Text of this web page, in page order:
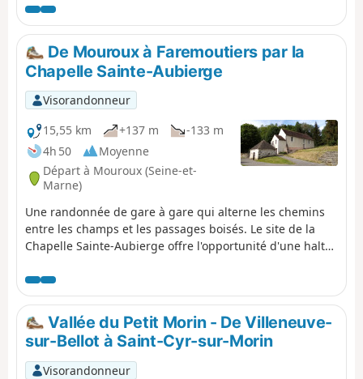
balade qui commence et se termine dans des zones de
cultures agrémentées de petites forêts, parcourt, dans
sa partie centrale, la verte vallée de l'Aubetin, en passant
par le charmant site du Moulin de Laval, et celui de la
Chapelle de Sainte-Aubierge et de nombreux hameaux
et villages briards.
De Mouroux à Faremoutiers par la
Chapelle Sainte-Aubierge
Visorandonneur
15,55 km
+137 m
-133 m
4h 50
Moyenne
Départ à Mouroux (Seine-et-
Marne)
Une randonnée de gare à gare qui alterne les chemins
entre les champs et les passages boisés. Le site de la
Chapelle Sainte-Aubierge offre l'opportunité d'une halte
Vallée du Petit Morin - De Villeneuve-
sur-Bellot à Saint-Cyr-sur-Morin
Visorandonneur